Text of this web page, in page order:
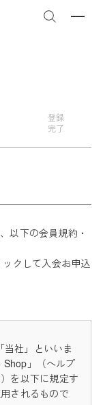
夏季
登録
完了
以下の会員規約・
クして入会お申込
当社」といいま
Shop」（ヘルプ
を以下に規定す
されるもので